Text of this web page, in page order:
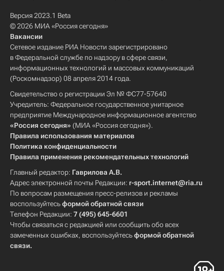
Версия 2023.1 Beta
© 2026 МИА «Россия сегодня»
Вакансии
Сетевое издание РИА Новости зарегистрировано
в Федеральной службе по надзору в сфере связи,
информационных технологий и массовых коммуникаций
(Роскомнадзор) 08 апреля 2014 года.
Свидетельство о регистрации Эл № ФС77-57640
Учредитель: Федеральное государственное унитарное
предприятие Международное информационное агентство
«Россия сегодня» (МИА «Россия сегодня»).
Правила использования материалов
Политика конфиденциальности
Правила применения рекомендательных технологий
Главный редактор: Гаврилова А.В.
Адрес электронной почты Редакции: r-sport.internet@ria.ru
По вопросам размещения пресс-релизов и рекламы
воспользуйтесьформой обратной связи
Телефон Редакции: 7 (495) 645-6601
Чтобы связаться с редакцией или сообщить обо всех
замеченных ошибках, воспользуйтесьформой обратной
связи.